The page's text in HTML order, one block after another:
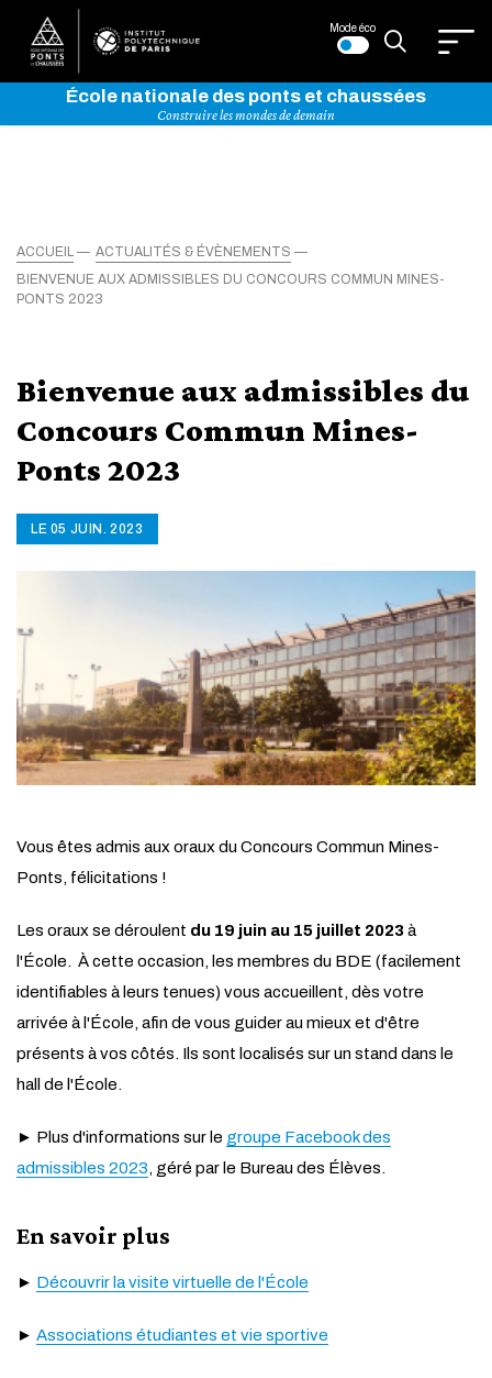
Mode éco
École nationale des ponts et chaussées
Construire les mondes de demain
ACCUEIL
ACTUALITÉS & ÉVÈNEMENTS
BIENVENUE AUX ADMISSIBLES DU CONCOURS COMMUN MINES-
PONTS 2023
Bienvenue aux admissibles du
Concours Commun Mines-
Ponts 2023
LE 05 JUIN. 2023
Vous êtes admis aux oraux du Concours Commun Mines-
Ponts, félicitations !
Les oraux se déroulent du 19 juin au 15 juillet 2023 à
l'École. À cette occasion, les membres du BDE (facilement
identifiables à leurs tenues) vous accueillent, dès votre
arrivée à l'École, afin de vous guider au mieux et d'être
présents à vos côtés. Ils sont localisés sur un stand dans le
hall de l'École.
► Plus d'informations sur le groupe Facebook des
admissibles 2023, géré par le Bureau des Élèves.
En savoir plus
► Découvrir la visite virtuelle de l'École
► Associations étudiantes et vie sportive